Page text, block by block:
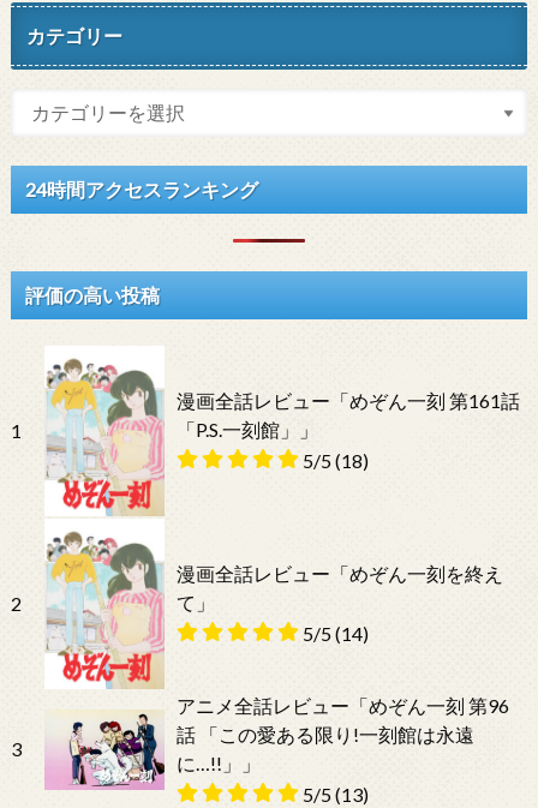
カテゴリー
24時間アクセスランキング
評価の高い投稿
1
漫画全話レビュー「めぞん一刻 第161話
「P.S.一刻館」」
5/5(18)
2
漫画全話レビュー「めぞん一刻を終え
て」
5/5(14)
3
アニメ全話レビュー「めぞん一刻 第96
話 「この愛ある限り!一刻館は永遠
に…!!」」
5/5(13)